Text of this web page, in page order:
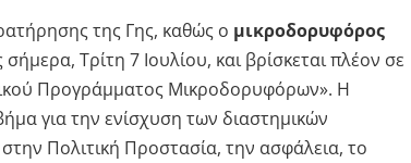
της Γης, καθώς ο μικροδορυφόρος
σήμερα, Τρίτη 7 Ιουλίου, και βρίσκεται πλέον σε
Προγράμματος Μικροδορυφόρων». Η
για την ενίσχυση των διαστημικών
Πολιτική Προστασία, την ασφάλεια, το